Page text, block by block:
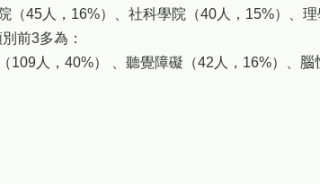
（45人，16%）、社科學院（40人，15%）、理
前3多為：
109人，40%） 、聽覺障礙（42人，16%）、 腦